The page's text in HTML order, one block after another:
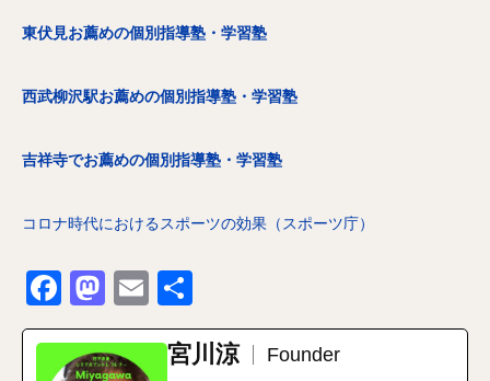
東伏見お薦めの個別指導塾・学習塾
西武柳沢駅お薦めの個別指導塾・学習塾
吉祥寺でお薦めの個別指導塾・学習塾
コロナ時代におけるスポーツの効果（スポーツ庁）
Facebook
Mastodon
Email
有
宮川涼
Founder